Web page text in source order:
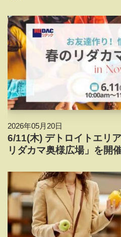
2026年05月20日
6/11(木) デトロイトエリ
リダカマ奥様広場」を開